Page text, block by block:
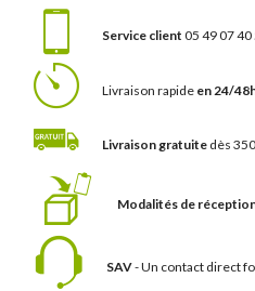
Service client 05 49 07 40
Livraison rapide en 24/
Livraison gratuite dès
Modalités de
SAV- Un contact direct